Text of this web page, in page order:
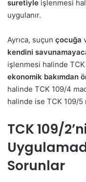
suretiyle işlenmesi
uygulanır.
Ayrıca, suçun çocuğa
kendini
işlenmesi halinde
ekonomik bakımdan
halinde TCK 109/4
halinde ise TCK 109/
TCK 109/
Sorunlar